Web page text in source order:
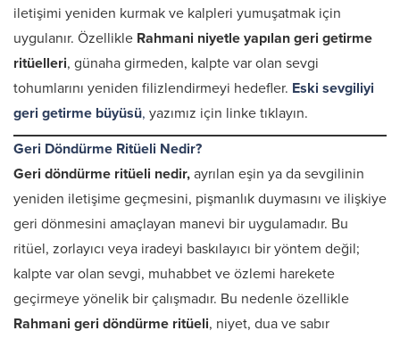
iletişimi yeniden kurmak ve kalpleri yumuşatmak için
uygulanır. Özellikle Rahmani niyetle yapılan geri getirme
ritüelleri, günaha girmeden, kalpte var olan sevgi
tohumlarını yeniden filizlendirmeyi hedefler. Eski sevgiliyi
geri getirme büyüsü, yazımız için linke tıklayın.
Geri Döndürme Ritüeli Nedir?
Geri döndürme ritüeli nedir, ayrılan eşin ya da sevgilinin
yeniden iletişime geçmesini, pişmanlık duymasını ve ilişkiye
geri dönmesini amaçlayan manevi bir uygulamadır. Bu
ritüel, zorlayıcı veya iradeyi baskılayıcı bir yöntem değil;
kalpte var olan sevgi, muhabbet ve özlemi harekete
geçirmeye yönelik bir çalışmadır. Bu nedenle özellikle
Rahmani geri döndürme ritüeli, niyet, dua ve sabır